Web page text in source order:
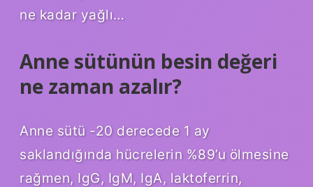
ne kadar yağlı…
Anne sütünün besin değeri
ne zaman azalır?
Anne sütü -20 derecede 1 ay
saklandığında hücrelerin %89’u ölmesine
rağmen, IgG, IgM, IgA, laktoferrin,